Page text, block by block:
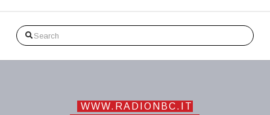
Search
WWW.RADIONBC.IT